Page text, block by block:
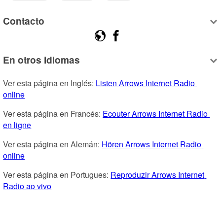
Contacto
En otros idiomas
Ver esta página en Inglés: Listen Arrows Internet Radio
online
Ver esta página en Francés: Ecouter Arrows Internet Radio
en ligne
Ver esta página en Alemán: Hören Arrows Internet Radio
online
Ver esta página en Portugues: Reproduzir Arrows Internet
Radio ao vivo